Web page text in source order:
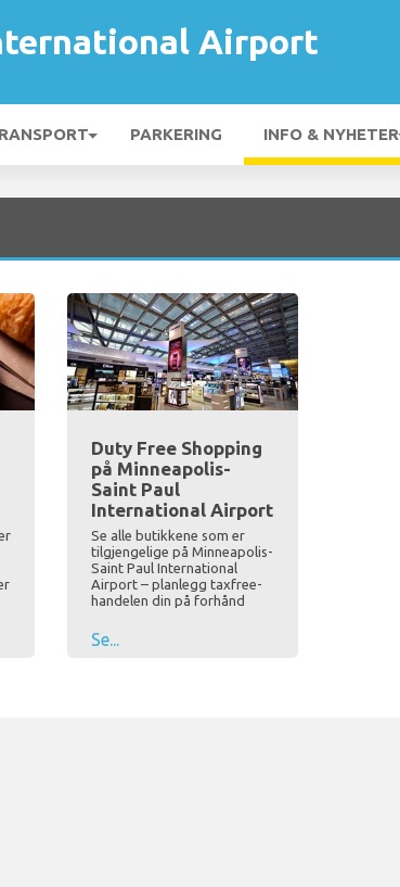
Airport
PARKERING INFO & NYHETER
Duty Free Shopping
på Minneapolis-
Saint Paul
International Airport
Se alle butikkene som er
tilgjengelige på Minneapolis-
Saint Paul International
Airport – planlegg taxfree-
handelen din på forhånd
Se...